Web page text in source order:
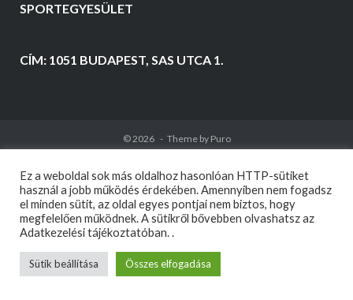
SPORTEGYESÜLET
CÍM: 1051 BUDAPEST, SAS UTCA 1.
© 2026 Theme by Puro
Ez a weboldal sok más oldalhoz hasonlóan HTTP-sütiket
használ a jobb működés érdekében. Amennyiben nem fogadsz
el minden sütit, az oldal egyes pontjai nem biztos, hogy
megfelelően működnek. A sütikről bővebben olvashatsz az
Adatkezelési tájékoztatóban. .
Sütik beállítása Összes elfogadása